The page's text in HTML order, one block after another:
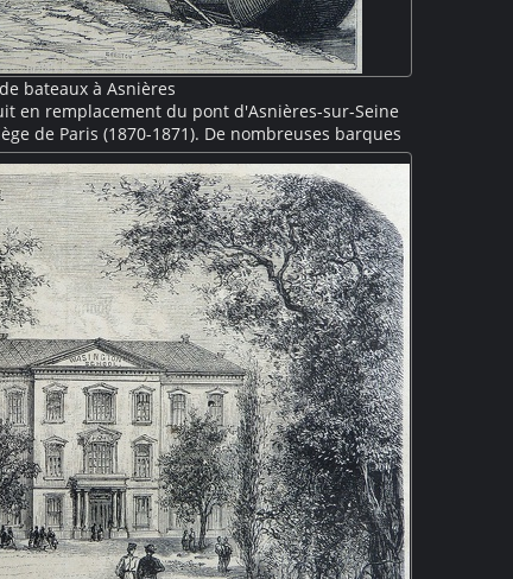
bateaux à Asnières
en remplacement du pont d'Asnières-sur-Seine
de Paris (1870-1871). De nombreuses barques
tablier en bois constitué de forts bastaings. Un
le pont. En arrière plan, le pont détruit dont les
visibles. Sur l'autre berge de la Seine, quelques
ruinées par la guerre.